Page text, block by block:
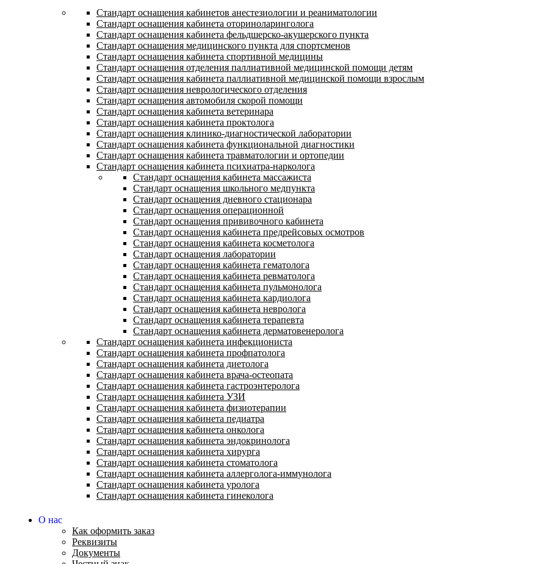
Стандарт оснащения кабинетов анестезиологии и реаниматологии
Стандарт оснащения кабинета оториноларинголога
Стандарт оснащения кабинета фельдшерско-акушерского пункта
Стандарт оснащения медицинского пункта для спортсменов
Стандарт оснащения кабинета спортивной медицины
Стандарт оснащения отделения паллиативной медицинской помощи детям
Стандарт оснащения кабинета паллиативной медицинской помощи взрослым
Стандарт оснащения неврологического отделения
Стандарт оснащения автомобиля скорой помощи
Стандарт оснащения кабинета ветеринара
Стандарт оснащения кабинета проктолога
Стандарт оснащения клинико-диагностической лаборатории
Стандарт оснащения кабинета функциональной диагностики
Стандарт оснащения кабинета травматологии и ортопедии
Стандарт оснащения кабинета психиатра-нарколога
Стандарт оснащения кабинета массажиста
Стандарт оснащения школьного медпункта
Стандарт оснащения дневного стационара
Стандарт оснащения операционной
Стандарт оснащения прививочного кабинета
Стандарт оснащения кабинета предрейсовых осмотров
Стандарт оснащения кабинета косметолога
Стандарт оснащения лаборатории
Стандарт оснащения кабинета гематолога
Стандарт оснащения кабинета ревматолога
Стандарт оснащения кабинета пульмонолога
Стандарт оснащения кабинета кардиолога
Стандарт оснащения кабинета невролога
Стандарт оснащения кабинета терапевта
Стандарт оснащения кабинета дерматовенеролога
Стандарт оснащения кабинета инфекциониста
Стандарт оснащения кабинета профпатолога
Стандарт оснащения кабинета диетолога
Стандарт оснащения кабинета врача-остеопата
Стандарт оснащения кабинета гастроэнтеролога
Стандарт оснащения кабинета УЗИ
Стандарт оснащения кабинета физиотерапии
Стандарт оснащения кабинета педиатра
Стандарт оснащения кабинета онколога
Стандарт оснащения кабинета эндокринолога
Стандарт оснащения кабинета хирурга
Стандарт оснащения кабинета стоматолога
Стандарт оснащения кабинета аллерголога-иммунолога
Стандарт оснащения кабинета уролога
Стандарт оснащения кабинета гинеколога
О нас
Как оформить заказ
Реквизиты
Документы